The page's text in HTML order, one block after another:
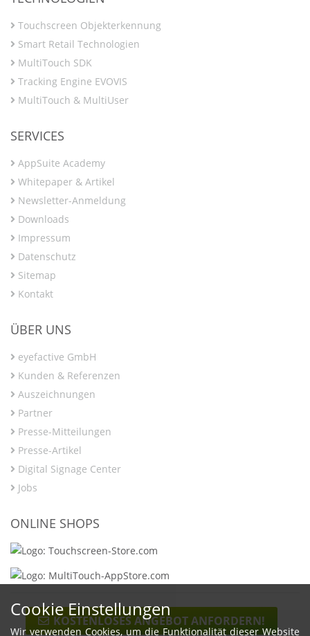
Touchscreen Objekterkennung
Smart Retail Technologien
MultiTouch SDK
Tracking Engine EVOVIS
MultiTouch & MultiUser
SERVICES
AppSuite Academy
Whitepaper & Artikel
Newsletter-Anmeldung
Downloads
Impressum
Datenschutz
Sitemap
Kontakt
ÜBER UNS
eyefactive GmbH
Kunden & Referenzen
Auszeichnungen
Partner
Presse-Mitteilungen
Presse-Artikel
Digital Signage Center
Jobs
ONLINE SHOPS
KOSTENLOSES ANGEBOT ANFORDERN!
Cookie Einstellungen
Wir verwenden Cookies, um die Funktionalität dieser Website